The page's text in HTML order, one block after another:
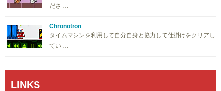
ださ …
Chronotron
タイムマシンを利用して自分自身と協力して仕掛けをクリアし
てい …
LINKS